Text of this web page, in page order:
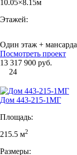
10.05×8.15м
Этажей:
Один этаж + мансарда
Посмотреть проект
13 317 900 руб.
24
Дом 443-215-1МГ
Площадь:
215.5 м2
Размеры: